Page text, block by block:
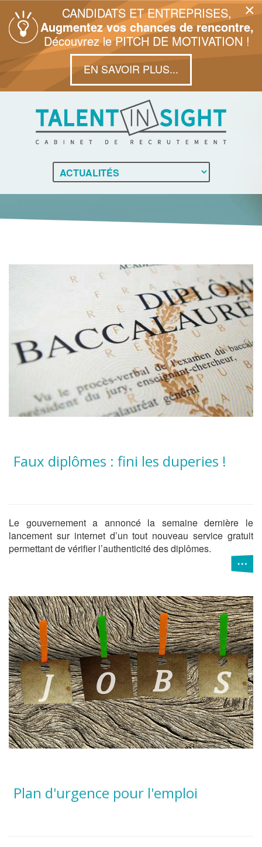
×
CANDIDATS ET ENTREPRISES,
Augmentez vos chances de rencontre,
Découvrez le PITCH DE MOTIVATION !
EN SAVOIR PLUS...
Faux diplômes : fini les duperies !
Le gouvernement a annoncé la semaine dernière le
lancement sur internet d’un tout nouveau service gratuit
permettant de vérifier l’authenticité des diplômes.
Plan d'urgence pour l'emploi